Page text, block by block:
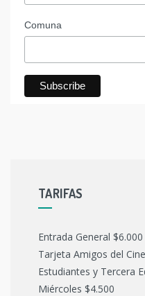
Comuna
TARIFAS
Entrada General $6.000
Tarjeta Amigos del
Estudiantes y Tercera
Miércoles $4.500